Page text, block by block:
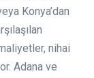
Konya’dan
nihai
Adana ve